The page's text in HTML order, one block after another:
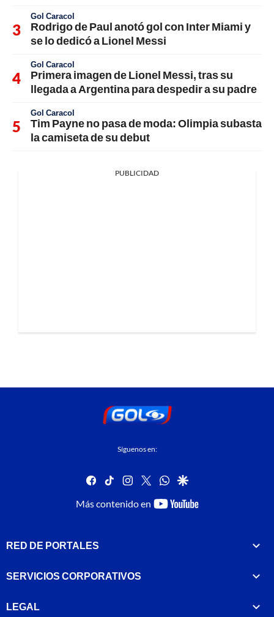
Gol Caracol
Rodrigo de Paul anotó gol con Inter Miami y
se lo dedicó a Lionel Messi
Gol Caracol
Primera imagen de Lionel Messi, tras su
llegada a Argentina para despedir a su padre
Gol Caracol
Tim Payne no pasa de moda: Olimpia subasta
la camiseta de su debut
PUBLICIDAD
Síguenos en:
facebook
tiktok instagram
twitterwhatsapp
google
Más contenido en
youtube-
RED DE PORTALES
SERVICIOS CORPORATIVOS
LEGAL